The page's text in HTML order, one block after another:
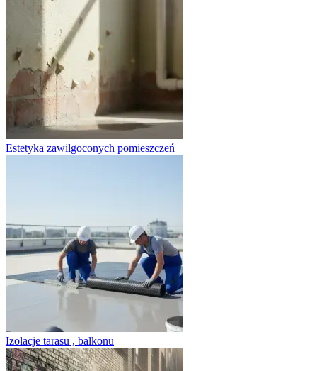
Estetyka zawilgoconych pomieszczeń
Izolacje tarasu , balkonu